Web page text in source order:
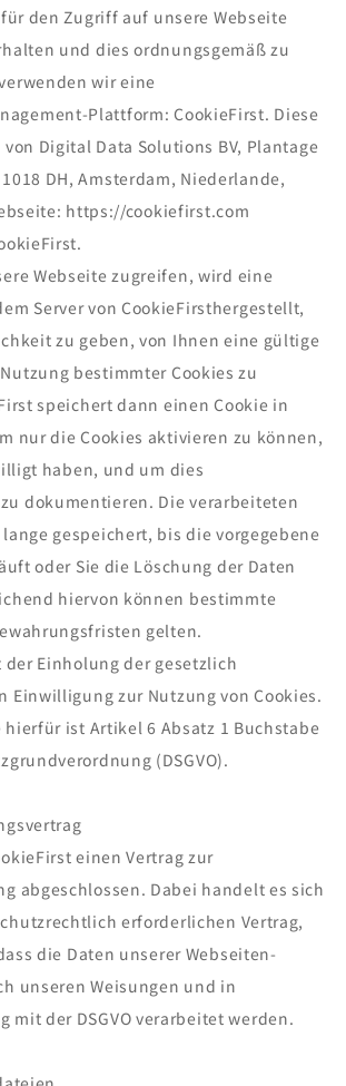
den Zugriff auf unsere Webseite
und dies ordnungsgemäß zu
wir eine
Plattform: CookieFirst. Diese
Digital Data Solutions BV, Plantage
DH, Amsterdam, Niederlande,
https://cookiefirst.com
Webseite zugreifen, wird eine
Server von CookieFirsthergestellt,
zu geben, von Ihnen eine gültige
bestimmter Cookies zu
speichert dann einen Cookie in
nur die Cookies aktivieren zu können,
haben, und um dies
dokumentieren. Die verarbeiteten
gespeichert, bis die vorgegebene
oder Sie die Löschung der Daten
hiervon können bestimmte
gelten.
Einholung der gesetzlich
Einwilligung zur Nutzung von Cookies.
hierfür ist Artikel 6 Absatz 1 Buchstabe
(DSGVO).
einen Vertrag zur
abgeschlossen. Dabei handelt es sich
erforderlichen Vertrag,
die Daten unserer Webseiten-
unseren Weisungen und in
mit der DSGVO verarbeitet werden.